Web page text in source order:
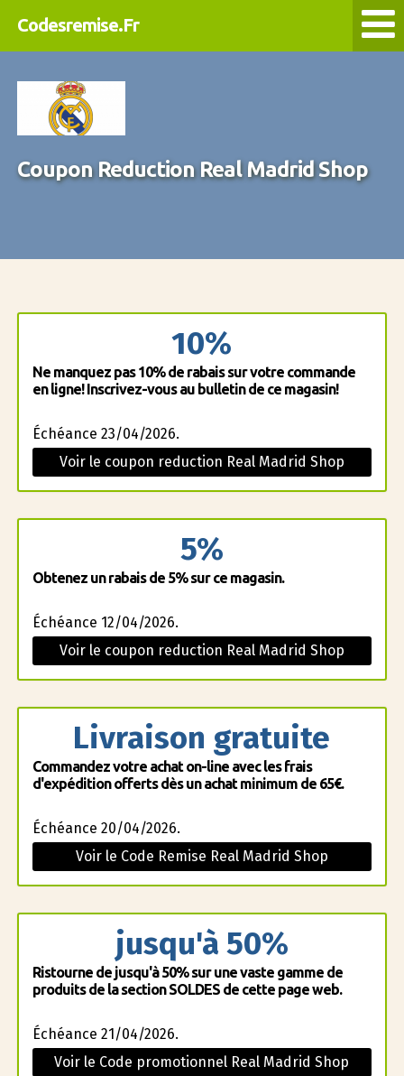
Codesremise.Fr
Coupon Reduction Real Madrid Shop
10%
Ne manquez pas 10% de rabais sur votre commande
en ligne! Inscrivez-vous au bulletin de ce magasin!
Échéance 23/04/2026.
Voir le coupon reduction Real Madrid Shop
5%
Obtenez un rabais de 5% sur ce magasin.
Échéance 12/04/2026.
Voir le coupon reduction Real Madrid Shop
Livraison gratuite
Commandez votre achat on-line avec les frais
d'expédition offerts dès un achat minimum de 65€.
Échéance 20/04/2026.
Voir le Code Remise Real Madrid Shop
jusqu'à 50%
Ristourne de jusqu'à 50% sur une vaste gamme de
produits de la section SOLDES de cette page web.
Échéance 21/04/2026.
Voir le Code promotionnel Real Madrid Shop